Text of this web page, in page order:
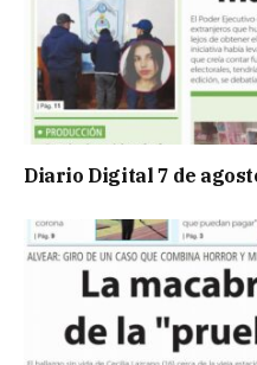
Diario Digital 7 de